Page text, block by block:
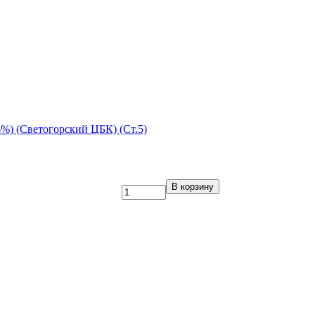
(Светогорский ЦБК) (Ст.5)
В корзину